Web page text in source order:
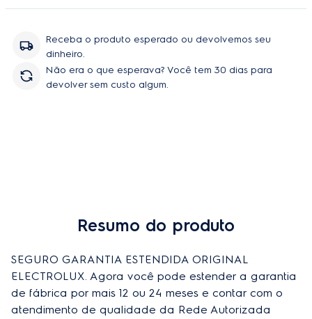
peças e serviço, sem você se preoupar com orçamentos e
Receba o produto esperado ou devolvemos seu
dinheiro.
Não era o que esperava? Você tem 30 dias para
devolver sem custo algum.
Resumo do produto
SEGURO GARANTIA ESTENDIDA ORIGINAL
ELECTROLUX. Agora você pode estender a garantia
de fábrica por mais 12 ou 24 meses e contar com o
atendimento de qualidade da Rede Autorizada